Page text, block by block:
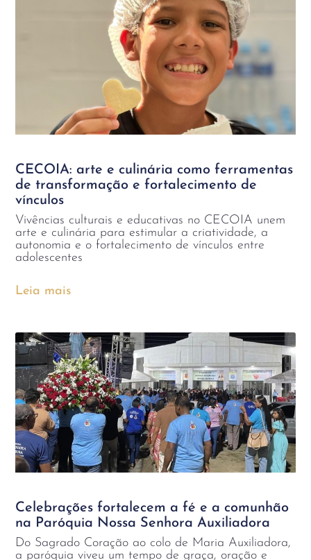
CECOIA: arte e culinária como ferramentas
de transformação e fortalecimento de
vínculos
Vivências culturais e educativas no CECOIA unem
arte e culinária para estimular a criatividade, a
autonomia e o fortalecimento de vínculos entre
adolescentes
Leia mais
Celebrações fortalecem a fé e a comunhão
na Paróquia Nossa Senhora Auxiliadora
Do Sagrado Coração ao colo de Maria Auxiliadora,
a paróquia viveu um tempo de graça, oração e